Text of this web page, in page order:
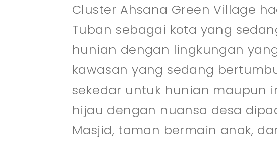
Cluster Ahsana Green Village
Tuban sebagai kota yang
hunian dengan lingkungan
kawasan yang sedang
sekedar untuk hunian maupun
hijau dengan nuansa desa
Masjid, taman bermain anak,